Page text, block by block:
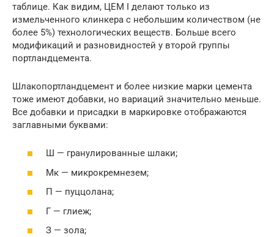
таблице. Как видим, ЦЕМ I делают только из
измельченного клинкера с небольшим количеством (не
более 5%) технологических веществ. Больше всего
модификаций и разновидностей у второй группы
портландцемента.
Шлакопортландцемент и более низкие марки цемента
тоже имеют добавки, но вариаций значительно меньше.
Все добавки и присадки в маркировке отображаются
заглавными буквами:
Ш — гранулированные шлаки;
Мк — микрокремнезем;
П — пуццолана;
Г — глиеж;
З — зола;